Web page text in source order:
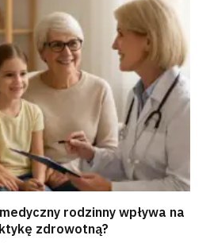
rodzinny wpływa na
zdrowotną?